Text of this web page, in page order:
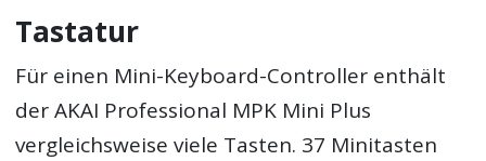
Tastatur
Für einen Mini-Keyboard-Controller enthält
der AKAI Professional MPK Mini Plus
vergleichsweise viele Tasten. 37 Minitasten